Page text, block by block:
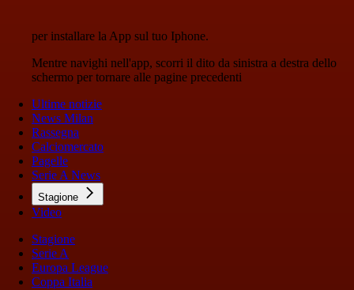
per installare la App sul tuo Iphone.
Mentre navighi nell'app, scorri il dito da sinistra a destra dello
schermo per tornare alle pagine precedenti
Ultime notizie
News Milan
Rassegna
Calciomercato
Pagelle
Serie A News
Stagione
Video
Stagione
Serie A
Europa League
Coppa Italia